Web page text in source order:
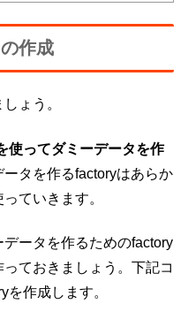
作成
ょう。
使ってダミーデータを作
タを作るfactoryはあらか
ていきます。
ータを作るためのfactory
ておきましょう。下記コ
作成します。